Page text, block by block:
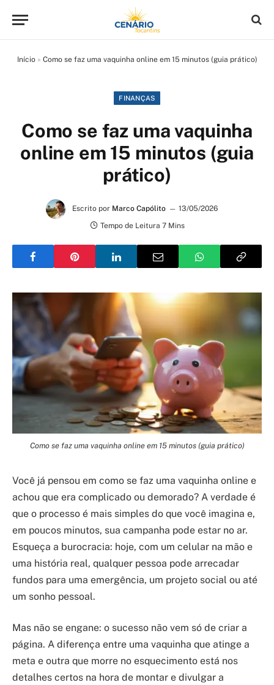
Início» Como se faz uma vaquinha online em 15 minutos (guia prático)
FINANÇAS
Como se faz uma vaquinha
online em 15 minutos (guia
prático)
Escrito por Marco Capólito
13/05/2026
Tempo de Leitura 7 Mins
Como se faz uma vaquinha online em 15 minutos (guia prático)
Você já pensou em como se faz uma vaquinha online e
achou que era complicado ou demorado? A verdade é
que o processo é mais simples do que você imagina e,
em poucos minutos, sua campanha pode estar no ar.
Esqueça a burocracia: hoje, com um celular na mão e
uma história real, qualquer pessoa pode arrecadar
fundos para uma emergência, um projeto social ou até
um sonho pessoal.
Mas não se engane: o sucesso não vem só de criar a
página. A diferença entre uma vaquinha que atinge a
meta e outra que morre no esquecimento está nos
detalhes certos na hora de montar e divulgar a